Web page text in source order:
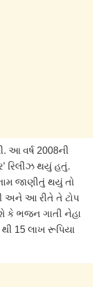
આ વર્ષ 2008ની
રિલીઝ થયું હતું.
જાણીતું થયું તો
અને આ રીતે તે ટોપ
કે ભજન ગાતી નેહા
15 લાખ રૂપિયા